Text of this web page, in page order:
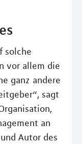
solche
vor allem die
ganz andere
sagt
an
Autor des